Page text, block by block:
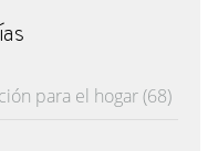
para el hogar(68)